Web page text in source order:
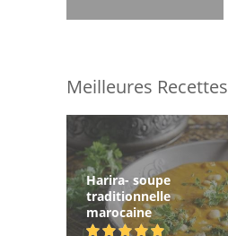
Meilleures Recettes
Harira- soupe
traditionnelle
marocaine